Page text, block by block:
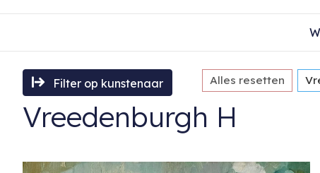
Filter op kunstenaar Alles resetten
Vreedenburgh H